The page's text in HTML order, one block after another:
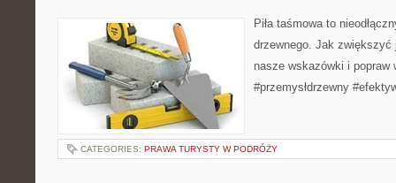
Piła taśmowa to
drzewnego. Jak
nasze wskazówki i popraw
#przemysłdrzewny
CATEGORIES: PRAWA TURYSTY W PODRÓŻY